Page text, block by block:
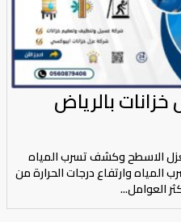
بالرياض
الاسطح وكشف تسرب المياه
وارتفاع درجات الحرارة من
العوامل...